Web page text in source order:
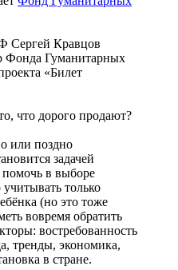
Сергей Кравцов
Фонда Гуманитарных
«Билет
что дорого продают?
или поздно
задачей
в выборе
только
(но это тоже
вовремя обратить
востребованность
тренды, экономика,
в стране.